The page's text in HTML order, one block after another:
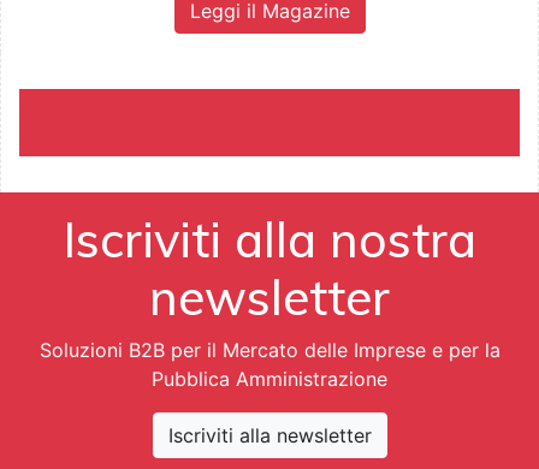
Leggi il Magazine
Iscriviti alla nostra
newsletter
Soluzioni B2B per il Mercato delle Imprese e per la
Pubblica Amministrazione
Iscriviti alla newsletter